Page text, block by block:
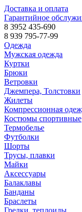
Доставка и оплата
Гарантийное
8 3952 435-690
8 939 795-77-99
Одежда
Мужская одежда
Куртки
Брюки
Ветровки
Джемпера, Толстовки
Жилеты
Компрессионная
Костюмы спортивные
Термобелье
Футболки
Шорты
Трусы, плавки
Майки
Аксессуары
Балаклавы
Банданы
Браслеты
Грелки, теплоиды